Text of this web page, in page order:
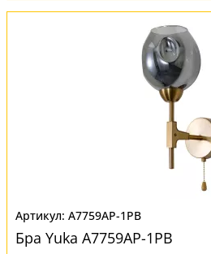
A7759AP-1PB
Бра Yuka A7759AP-1PB